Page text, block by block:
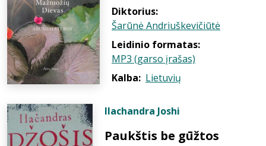
Diktorius:
Šarūnė Andriuškevičiūtė
Leidinio formatas:
MP3 (garso įrašas)
Kalba: Lietuvių
Ilachandra Joshi
Paukštis be gūžtos